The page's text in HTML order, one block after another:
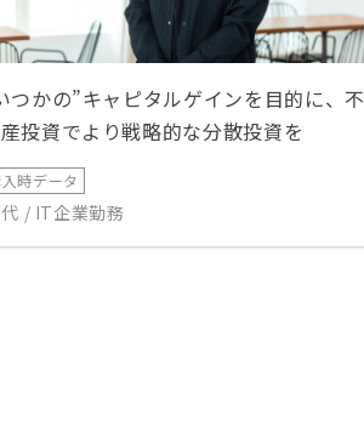
つかの”キャピタルゲインを目的に、不
投資でより戦略的な分散投資を
時データ
/ IT企業勤務